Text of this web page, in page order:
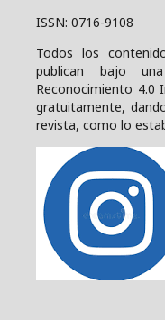
ISSN: 0716-9108
Todos los
publican bajo una
Reconocimiento 4.0
gratuitamente,
revista, como lo